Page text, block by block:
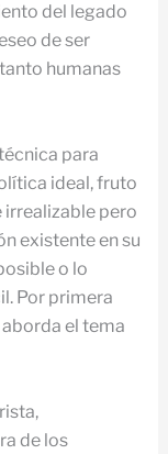
del legado
de ser
humanas
para
ideal, fruto
irrealizable pero
existente en su
o lo
Por primera
el tema
de los